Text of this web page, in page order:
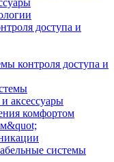
доступа и
контроля доступа и
аксессуары
комфортом
системы